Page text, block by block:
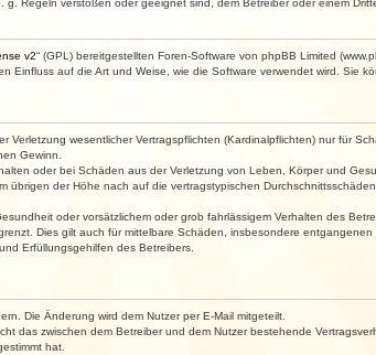
Regeln verstoßen oder geeignet sind, dem Betreiber oder einem
v2“ (GPL) bereitgestellten Foren-Software von phpBB Limited
auf die Art und Weise, wie die Software verwendet wird. Sie
wesentlicher Vertragspflichten (Kardinalpflichten) nur für
Gewinn.
oder bei Schäden aus der Verletzung von Leben, Körper und
der Höhe nach auf die vertragstypischen
oder vorsätzlichem oder grob fahrlässigem Verhalten des
Dies gilt auch für mittelbare Schäden, insbesondere entgangenen
Erfüllungsgehilfen des Betreibers.
Die Änderung wird dem Nutzer per E-Mail mitgeteilt.
das zwischen dem Betreiber und dem Nutzer bestehende
hat.